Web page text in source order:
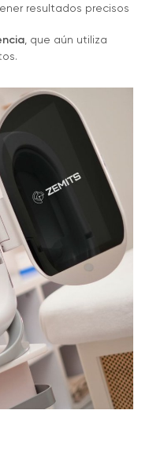
resultados precisos
, que aún utiliza